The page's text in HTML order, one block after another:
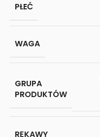
PŁEĆ
WAGA
GRUPA
PRODUKTÓW
RĘKAWY